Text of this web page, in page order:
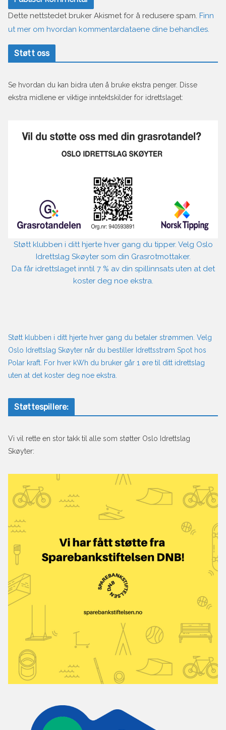
Dette nettstedet bruker Akismet for å redusere spam. Finn
ut mer om hvordan kommentardataene dine behandles.
Støtt oss
Se hvordan du kan bidra uten å bruke ekstra penger. Disse
ekstra midlene er viktige inntektskilder for idrettslaget:
Støtt klubben i ditt hjerte hver gang du tipper. Velg Oslo
Idrettslag Skøyter som din Grasrotmottaker.
Da får idrettslaget inntil 7 % av din spillinnsats uten at det
koster deg noe ekstra.
Støtt klubben i ditt hjerte hver gang du betaler strømmen. Velg
Oslo Idrettslag Skøyter når du bestiller Idrettsstrøm Spot hos
Polar kraft. For hver kWh du bruker går 1 øre til ditt idrettslag
uten at det koster deg noe ekstra.
Støttespillere:
Vi vil rette en stor takk til alle som støtter Oslo Idrettslag
Skøyter: